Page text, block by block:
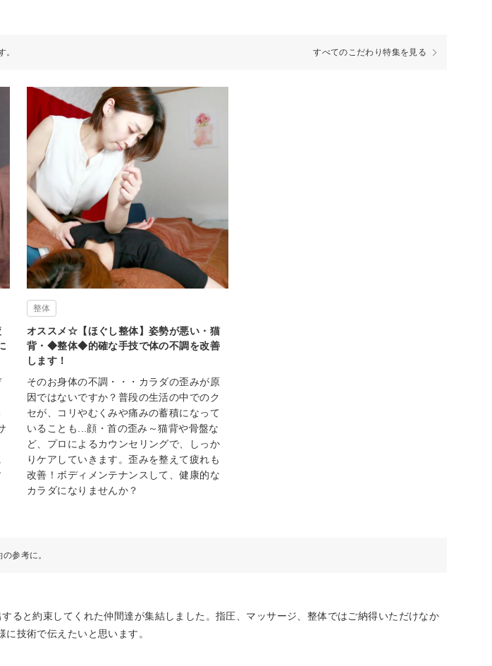
。 すべてのこだわり特集を見る
整体
オススメ☆【ほぐし整体】姿勢が悪い・猫
背・◆整体◆的確な手技で体の不調を改善
します！
そのお身体の不調・・・カラダの歪みが原
因ではないですか？普段の生活の中でのク
セが、コリやむくみや痛みの蓄積になって
いることも...顔・首の歪み～猫背や骨盤な
ど、プロによるカウンセリングで、しっか
りケアしていきます。歪みを整えて疲れも
改善！ボディメンテナンスして、健康的な
カラダになりませんか？
参考に。
ると約束してくれた仲間達が集結しました。指圧、マッサージ、整体ではご納得いただけなか
技術で伝えたいと思います。